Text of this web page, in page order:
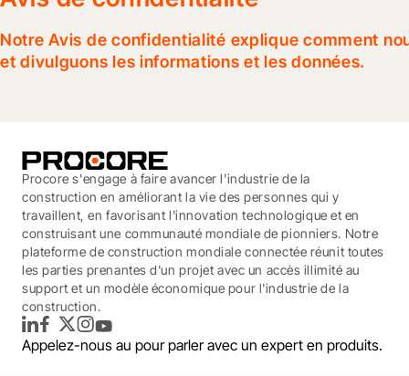
Notre Avis de confidentialité explique comment
et divulguons les informations et les données.
Procore s'engage à faire avancer l'industrie de la
construction en améliorant la vie des personnes qui y
travaillent, en favorisant l'innovation technologique et en
construisant une communauté mondiale de pionniers. Notre
plateforme de construction mondiale connectée réunit toutes
les parties prenantes d'un projet avec un accès illimité au
support et un modèle économique pour l'industrie de la
construction.
LinkedInFacebook
TwitterInstagram
YouTube
Appelez-nous au pour parler avec un expert en produits.